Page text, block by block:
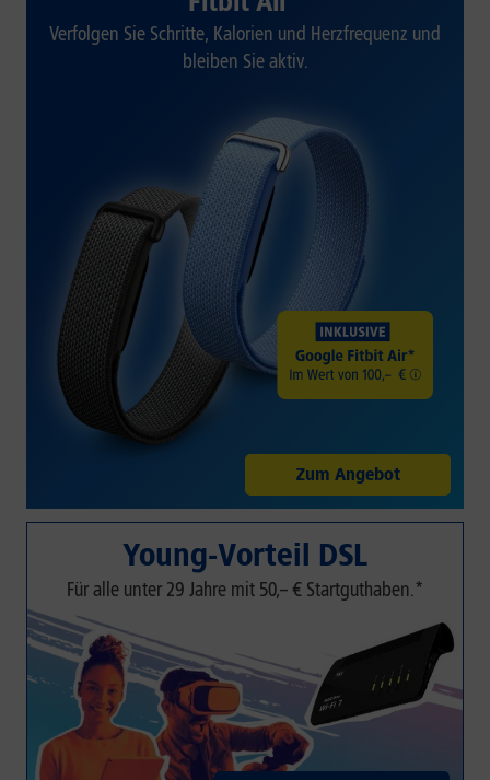
Verfolgen Sie Schritte, Kalorien und Herzfrequenz und
bleiben Sie aktiv.
Zum Angebot
Young-Vorteil DSL
Für alle unter 29 Jahre mit 50,– € Startguthaben.*